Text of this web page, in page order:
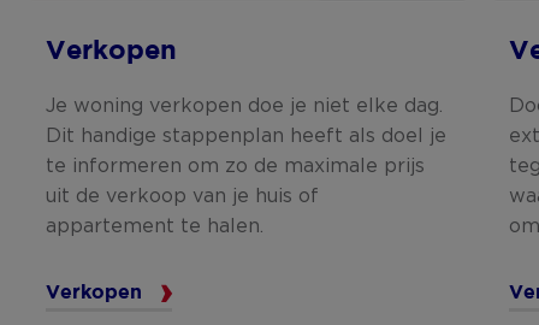
Verkopen
Je woning verkopen doe je niet elke dag.
Dit handige stappenplan heeft als doel je
te informeren om zo de maximale prijs
uit de verkoop van je huis of
appartement te halen.
Verkopen